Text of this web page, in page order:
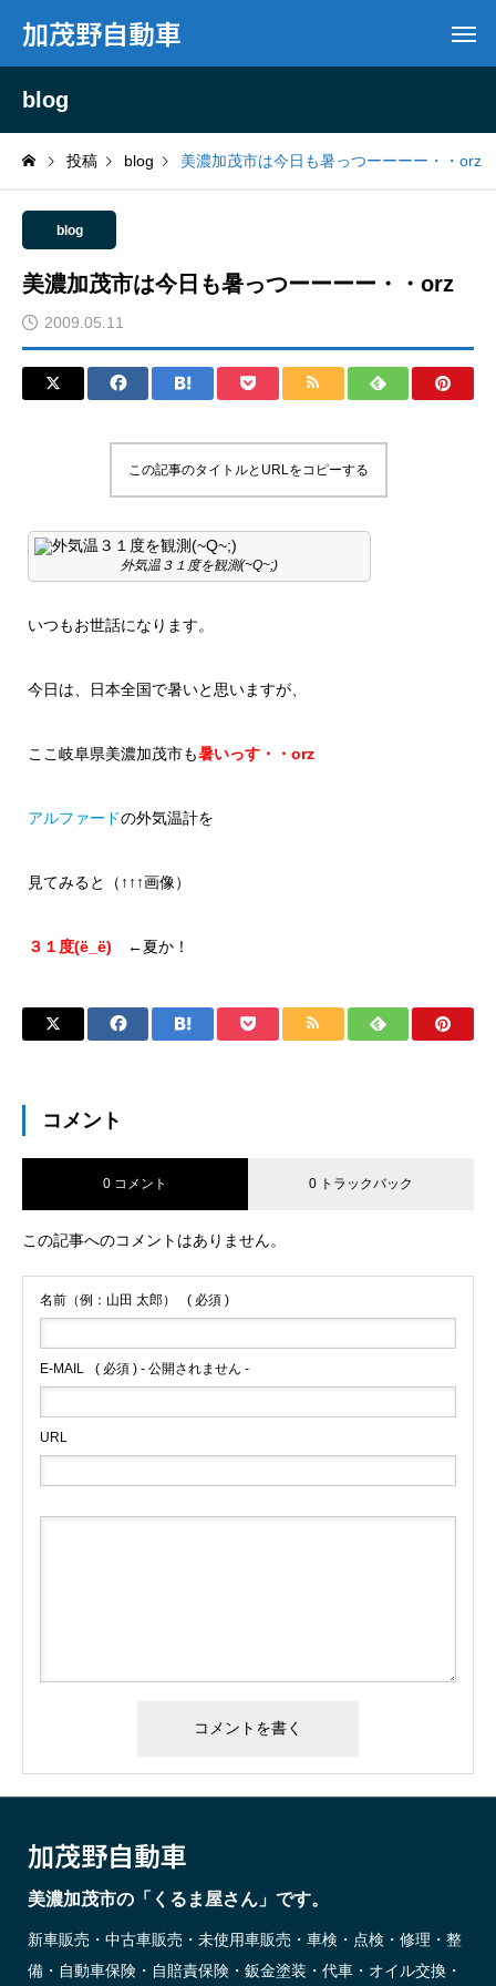
加茂野自動車
blog
投稿 blog 美濃加茂市は今日も暑っつーーーー・・orz
blog
美濃加茂市は今日も暑っつーーーー・・orz
2009.05.11
この記事のタイトルとURLをコピーする
外気温３１度を観測(~Q~;)
いつもお世話になります。
今日は、日本全国で暑いと思いますが、
ここ岐阜県美濃加茂市も暑いっす・・orz
アルファードの外気温計を
見てみると（↑↑↑画像）
３１度(ё_ё) ←夏か！
コメント
0 コメント 0 トラックバック
この記事へのコメントはありません。
名前（例：山田 太郎） ( 必須 )
E-MAIL ( 必須 ) - 公開されません -
URL
加茂野自動車
美濃加茂市の「くるま屋さん」です。
新車販売・中古車販売・未使用車販売・車検・点検・修理・整
備・自動車保険・自賠責保険・鈑金塗装・代車・オイル交換・